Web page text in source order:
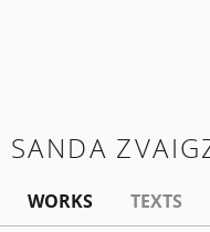
SANDA
WORKS TEXTS